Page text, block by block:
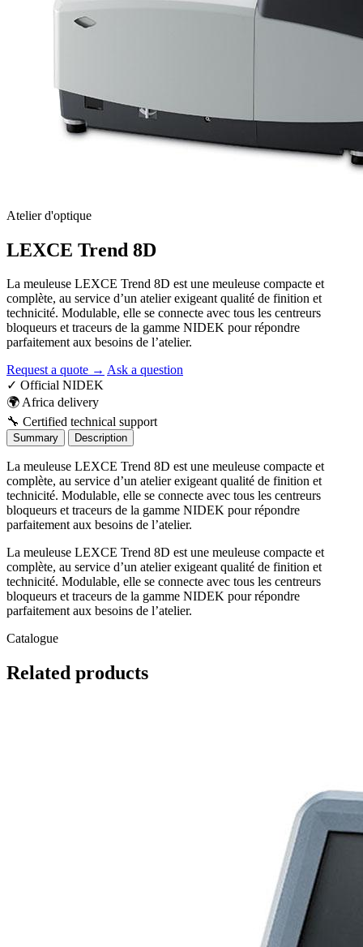
Atelier d'optique
LEXCE Trend 8D
La meuleuse LEXCE Trend 8D est une meuleuse compacte et
complète, au service d’un atelier exigeant qualité de finition et
technicité. Modulable, elle se connecte avec tous les centreurs
bloqueurs et traceurs de la gamme NIDEK pour répondre
parfaitement aux besoins de l’atelier.
Request a quote → Ask a question
✓ Official NIDEK
🌍Africa delivery
🔧 Certified technical support
Summary Description
La meuleuse LEXCE Trend 8D est une meuleuse compacte et
complète, au service d’un atelier exigeant qualité de finition et
technicité. Modulable, elle se connecte avec tous les centreurs
bloqueurs et traceurs de la gamme NIDEK pour répondre
parfaitement aux besoins de l’atelier.
La meuleuse LEXCE Trend 8D est une meuleuse compacte et
complète, au service d’un atelier exigeant qualité de finition et
technicité. Modulable, elle se connecte avec tous les centreurs
bloqueurs et traceurs de la gamme NIDEK pour répondre
parfaitement aux besoins de l’atelier.
Catalogue
Related products